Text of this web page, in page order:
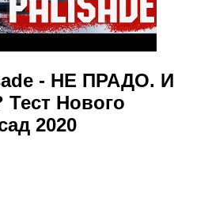
- НЕ ПРАДО. И
Нового
2020